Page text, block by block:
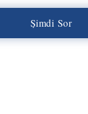
Şimdi Sor